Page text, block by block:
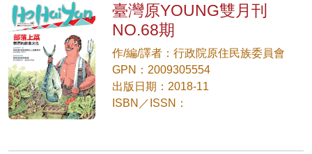
臺灣原YOUNG雙月刊
NO.68期
作/編/譯者：行政院原住民族委員會
GPN：2009305554
出版日期：2018-11
ISBN／ISSN：